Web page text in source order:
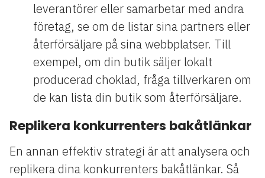
leverantörer eller samarbetar med andra
företag, se om de listar sina partners eller
återförsäljare på sina webbplatser. Till
exempel, om din butik säljer lokalt
producerad choklad, fråga tillverkaren om
de kan lista din butik som återförsäljare.
Replikera konkurrenters bakåtlänkar
En annan effektiv strategi är att analysera och
replikera dina konkurrenters bakåtlänkar. Så